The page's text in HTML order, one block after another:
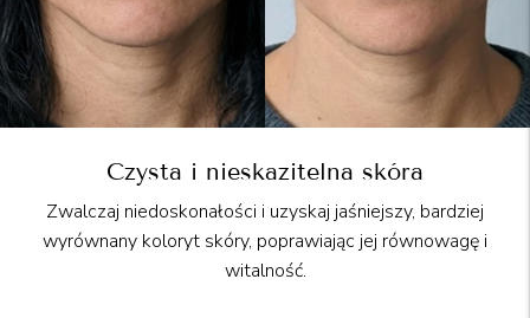
Czysta i nieskazitelna skóra
Zwalczaj niedoskonałości i uzyskaj jaśniejszy, bardziej
wyrównany koloryt skóry, poprawiając jej równowagę i
witalność.